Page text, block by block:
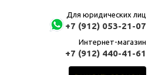
Для юридических лиц
+7 (912) 053-21-07
Интернет-магазин
+7 (912) 440-41-61